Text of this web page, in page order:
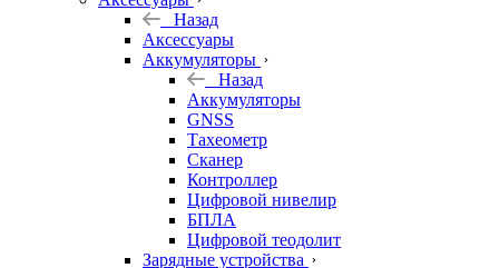
Назад
Аксессуары
Аккумуляторы
Назад
Аккумуляторы
GNSS
Тахеометр
Сканер
Контроллер
Цифровой нивелир
БПЛА
Цифровой теодолит
Зарядные устройства